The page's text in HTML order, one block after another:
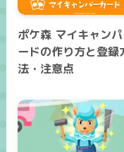
ポケ森 マイキャン
ードの作り方と登録
法・注意点